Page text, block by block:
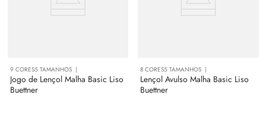
9CORES5TAMANHOS
Jogo de Lençol Malha Basic Liso
Buettner
8 CORES5 TAMANHOS
Lençol Avulso Malha Basic Liso
Buettner